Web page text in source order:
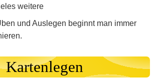
weitere
und Auslegen beginnt man immer
Kartenlegen